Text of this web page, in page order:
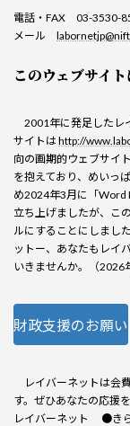
電話・FAX 03-3530-
メール
このウェブサイ
2001年に発足したレ
サイトはhttp://
向の画期的ウェブサイ
を抱えており、めいっ
め2024年3月に「Word
立ち上げましたが、こ
ルにすることにしまし
ットー、あなたもレイ
いきませんか。（
財政支援のお願い
レイバーネットは会
す。ぜひあなたの応
レイバーネット ●きら